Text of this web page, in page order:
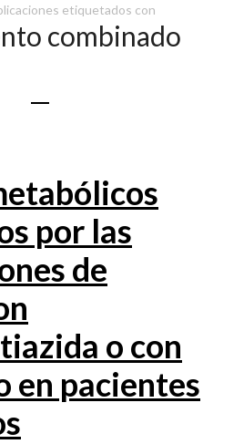
etiquetados con
combinado
por las
de
o con
en pacientes